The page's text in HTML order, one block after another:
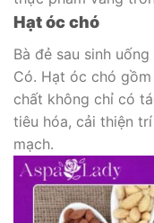
Hạt óc chó
Bà đẻ sau sinh
Có. Hạt óc chó
chất không chỉ có
tiêu hóa, cải thiện
mạch.